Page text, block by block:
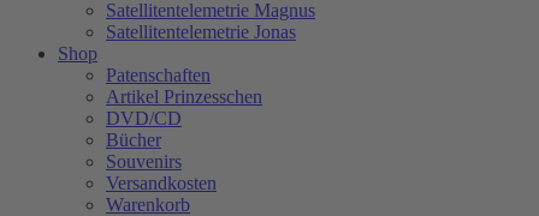
Satellitentelemetrie Magnus
Satellitentelemetrie Jonas
Shop
Patenschaften
Artikel Prinzesschen
DVD/CD
Bücher
Souvenirs
Versandkosten
Warenkorb